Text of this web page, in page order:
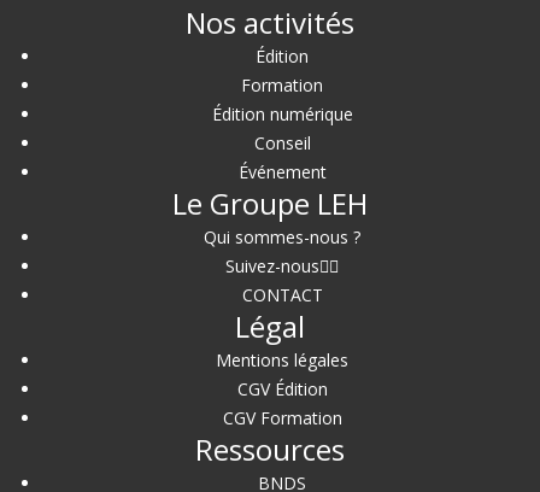
Nos activités
Édition
Formation
Édition numérique
Conseil
Événement
Le Groupe LEH
Qui sommes-nous ?
Suivez-nous
CONTACT
Légal
Mentions légales
CGV Édition
CGV Formation
Ressources
BNDS